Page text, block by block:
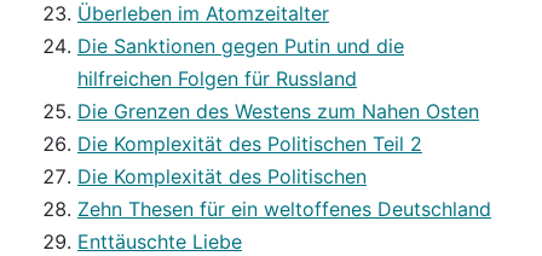
Überleben im Atomzeitalter
Die Sanktionen gegen Putin und die
hilfreichen Folgen für Russland
Die Grenzen des Westens zum Nahen Osten
Die Komplexität des Politischen Teil 2
Die Komplexität des Politischen
Zehn Thesen für ein weltoffenes Deutschland
Enttäuschte Liebe